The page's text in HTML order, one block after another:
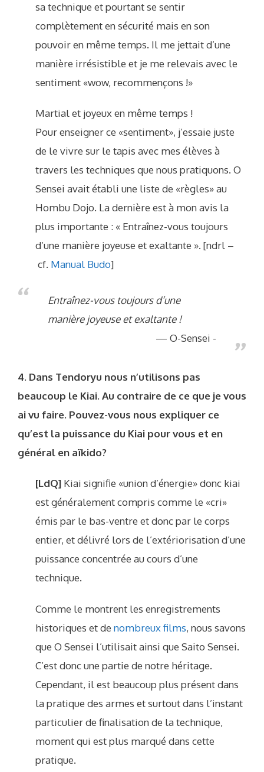
sa technique et pourtant se sentir
complètement en sécurité mais en son
pouvoir en même temps. Il me jettait d’une
manière irrésistible et je me relevais avec le
sentiment «wow, recommençons !»
Martial et joyeux en même temps !
Pour enseigner ce «sentiment», j’essaie juste
de le vivre sur le tapis avec mes élèves à
travers les techniques que nous pratiquons. O
Sensei avait établi une liste de «règles» au
Hombu Dojo. La dernière est à mon avis la
plus importante : « Entraînez-vous toujours
d’une manière joyeuse et exaltante ». [ndrl –
cf. Manual Budo]
Entraînez-vous toujours d’une
manière joyeuse et exaltante !
O-Sensei -
4. Dans Tendoryu nous n’utilisons pas
beaucoup le Kiai. Au contraire de ce que je vous
ai vu faire. Pouvez-vous nous expliquer ce
qu’est la puissance du Kiai pour vous et en
général en aïkido?
[LdQ] Kiai signifie «union d’énergie» donc kiai
est généralement compris comme le «cri»
émis par le bas-ventre et donc par le corps
entier, et délivré lors de l’extériorisation d’une
puissance concentrée au cours d’une
technique.
Comme le montrent les enregistrements
historiques et de nombreux films, nous savons
que O Sensei l’utilisait ainsi que Saito Sensei.
C’est donc une partie de notre héritage.
Cependant, il est beaucoup plus présent dans
la pratique des armes et surtout dans l’instant
particulier de finalisation de la technique,
moment qui est plus marqué dans cette
pratique.